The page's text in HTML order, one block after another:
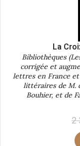
La
Bibliothèques
corrigée et
lettres en France
littéraires de M.
Bouhier, et de
2